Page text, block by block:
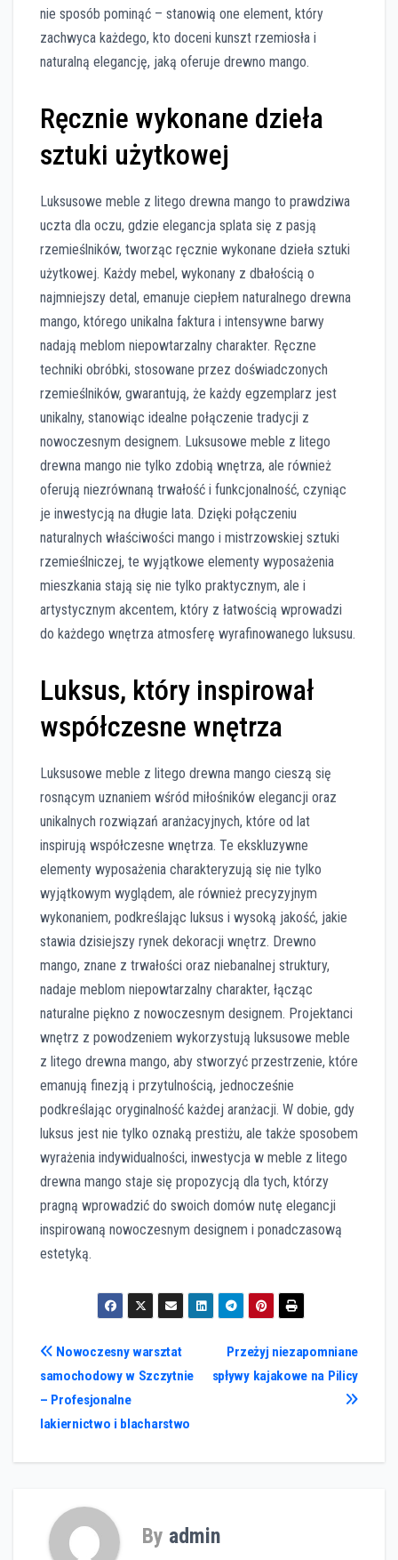
nie sposób pominąć – stanowią one element, który
zachwyca każdego, kto doceni kunszt rzemiosła i
naturalną elegancję, jaką oferuje drewno mango.
Ręcznie wykonane dzieła
sztuki użytkowej
Luksusowe meble z litego drewna mango to prawdziwa
uczta dla oczu, gdzie elegancja splata się z pasją
rzemieślników, tworząc ręcznie wykonane dzieła sztuki
użytkowej. Każdy mebel, wykonany z dbałością o
najmniejszy detal, emanuje ciepłem naturalnego drewna
mango, którego unikalna faktura i intensywne barwy
nadają meblom niepowtarzalny charakter. Ręczne
techniki obróbki, stosowane przez doświadczonych
rzemieślników, gwarantują, że każdy egzemplarz jest
unikalny, stanowiąc idealne połączenie tradycji z
nowoczesnym designem. Luksusowe meble z litego
drewna mango nie tylko zdobią wnętrza, ale również
oferują niezrównaną trwałość i funkcjonalność, czyniąc
je inwestycją na długie lata. Dzięki połączeniu
naturalnych właściwości mango i mistrzowskiej sztuki
rzemieślniczej, te wyjątkowe elementy wyposażenia
mieszkania stają się nie tylko praktycznym, ale i
artystycznym akcentem, który z łatwością wprowadzi
do każdego wnętrza atmosferę wyrafinowanego luksusu.
Luksus, który inspirował
współczesne wnętrza
Luksusowe meble z litego drewna mango cieszą się
rosnącym uznaniem wśród miłośników elegancji oraz
unikalnych rozwiązań aranżacyjnych, które od lat
inspirują współczesne wnętrza. Te ekskluzywne
elementy wyposażenia charakteryzują się nie tylko
wyjątkowym wyglądem, ale również precyzyjnym
wykonaniem, podkreślając luksus i wysoką jakość, jakie
stawia dzisiejszy rynek dekoracji wnętrz. Drewno
mango, znane z trwałości oraz niebanalnej struktury,
nadaje meblom niepowtarzalny charakter, łącząc
naturalne piękno z nowoczesnym designem. Projektanci
wnętrz z powodzeniem wykorzystują luksusowe meble
z litego drewna mango, aby stworzyć przestrzenie, które
emanują finezją i przytulnością, jednocześnie
podkreślając oryginalność każdej aranżacji. W dobie, gdy
luksus jest nie tylko oznaką prestiżu, ale także sposobem
wyrażenia indywidualności, inwestycja w meble z litego
drewna mango staje się propozycją dla tych, którzy
pragną wprowadzić do swoich domów nutę elegancji
inspirowaną nowoczesnym designem i ponadczasową
estetyką.
Nawigacja
wpisu
Przeżyj niezapomniane
spływy kajakowe na Pilicy
Nowoczesny warsztat
samochodowy w Szczytnie
– Profesjonalne
lakiernictwo i blacharstwo
By admin